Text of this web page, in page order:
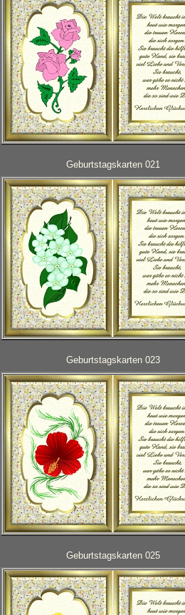
Geburtstagskarten 021
Geburtstagskarten 023
Geburtstagskarten 025